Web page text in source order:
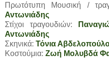
Πρωτότυπη Μουσική /
Αντωνιάδης
Στίχοι τραγουδιών:
Αντωνιάδης
Σκηνικά: Τόνια
Κοστούμια: Ζωή Μολυβδά